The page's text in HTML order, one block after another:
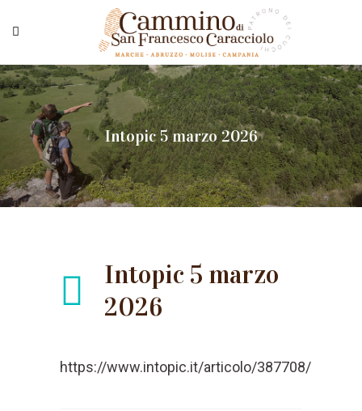
Intopic 5 marzo 2026
Intopic 5 marzo
2026
https://www.intopic.it/articolo/387708/